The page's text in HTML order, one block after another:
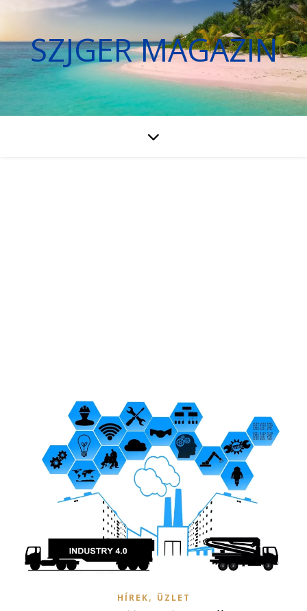
SZJGER MAGAZIN
HÍREK, ÜZLET